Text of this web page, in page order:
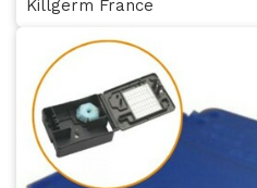
Killgerm France